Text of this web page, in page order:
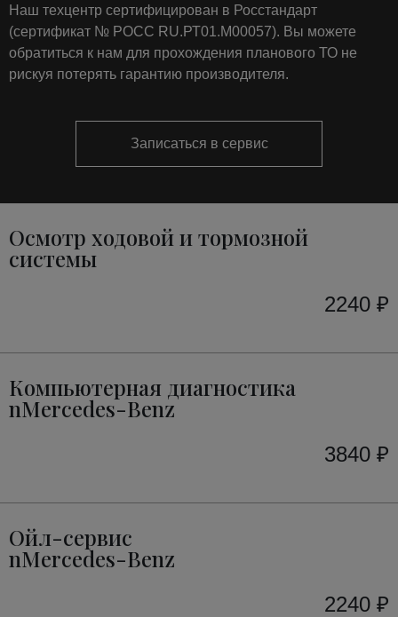
Наш техцентр сертифицирован в Росстандарт
(сертификат № РОСС RU.РТ01.М00057). Вы можете
обратиться к нам для прохождения планового ТО не
рискуя потерять гарантию производителя.
Записаться в сервис
Осмотр ходовой и тормозной
системы
2240 ₽
Компьютерная диагностика
nMercedes-Benz
3840 ₽
Ойл-сервис
nMercedes-Benz
2240 ₽